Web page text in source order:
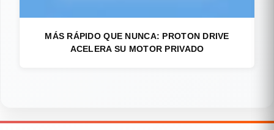
MÁS RÁPIDO QUE NUNCA: PROTON DRIVE
ACELERA SU MOTOR PRIVADO